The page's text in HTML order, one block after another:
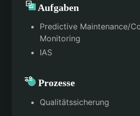
Aufgaben
Predictive Maintenance/
Monitoring
IAS
Prozesse
Qualitätssicherung